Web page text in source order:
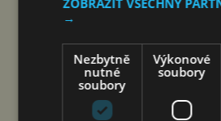
→
Nezbytně
nutné
soubory
Výkonové
soubory